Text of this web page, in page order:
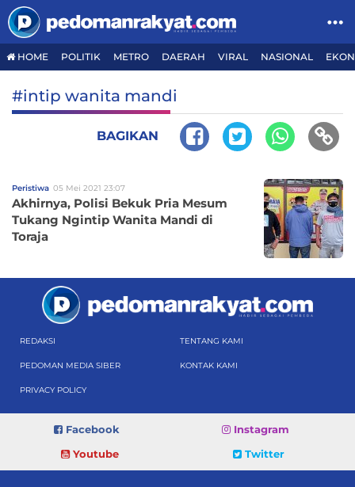
HOME POLITIK METRO DAERAH VIRAL NASIONAL
#intip wanita mandi
BAGIKAN
Peristiwa 05 Mei 2021 23:07
Akhirnya, Polisi Bekuk Pria Mesum
Tukang Ngintip Wanita Mandi di
Toraja
REDAKSI TENTANG KAMI
PEDOMAN MEDIA SIBER KONTAK KAMI
PRIVACY POLICY
Facebook
Instagram
Youtube
Twitter